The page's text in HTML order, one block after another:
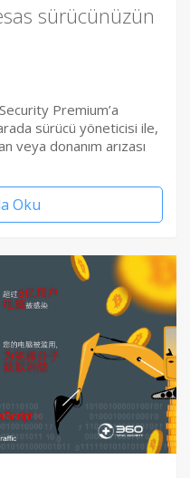
sürücünüzün
Premium’a
sürücü yöneticisi ile,
veya donanım arızası
Oku